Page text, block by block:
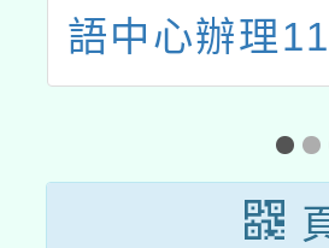
語中心辦理
年度「品德教
雙語繪本教
訓工作坊」